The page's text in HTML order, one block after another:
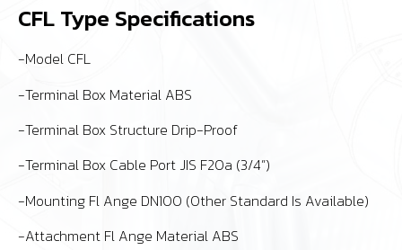
CFL Type Specifications
-Model CFL
-Terminal Box Material ABS
-Terminal Box Structure Drip-Proof
-Terminal Box Cable Port JIS F20a (3/4”)
-Mounting Fl Ange DN100 (Other Standard Is Available)
-Attachment Fl Ange Material ABS